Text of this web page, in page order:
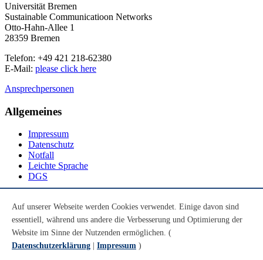
Universität Bremen
Sustainable Communicatioon Networks
Otto-Hahn-Allee 1
28359 Bremen
Telefon: +49 421 218-62380
E-Mail: please click here
Ansprechpersonen
Allgemeines
Impressum
Datenschutz
Notfall
Leichte Sprache
DGS
Youtube
Instagram
LinkedIn
Auf unserer Webseite werden Cookies verwendet. Einige davon sind
essentiell, während uns andere die Verbesserung und Optimierung der
Website im Sinne der Nutzenden ermöglichen. (
Datenschutzerklärung
Impressum )